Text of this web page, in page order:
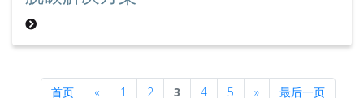
首页 « Previous
1 2 3 4 5 »Next最后一页